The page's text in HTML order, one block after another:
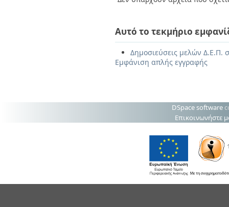
Αυτό το τεκμήριο
Δημοσιεύσεις μελών Δ.Ε.Π.
Εμφάνιση απλής εγγραφής
DSpace software
Επικοινωνήστε